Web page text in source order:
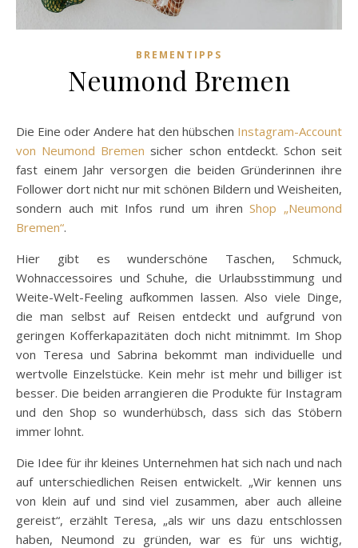
BREMENTIPPS
Neumond Bremen
Die Eine oder Andere hat den hübschen Instagram-Account
von Neumond Bremen sicher schon entdeckt. Schon seit
fast einem Jahr versorgen die beiden Gründerinnen ihre
Follower dort nicht nur mit schönen Bildern und Weisheiten,
sondern auch mit Infos rund um ihrenShop „Neumond
Bremen“.
Hier gibt es wunderschöne Taschen, Schmuck,
Wohnaccessoires und Schuhe, die Urlaubsstimmung und
Weite-Welt-Feeling aufkommen lassen. Also viele Dinge,
die man selbst auf Reisen entdeckt und aufgrund von
geringen Kofferkapazitäten doch nicht mitnimmt. Im Shop
von Teresa und Sabrina bekommt man individuelle und
wertvolle Einzelstücke. Kein mehr ist mehr und billiger ist
besser. Die beiden arrangieren die Produkte für Instagram
und den Shop so wunderhübsch, dass sich das Stöbern
immer lohnt.
Die Idee für ihr kleines Unternehmen hat sich nach und nach
auf unterschiedlichen Reisen entwickelt. „Wir kennen uns
von klein auf und sind viel zusammen, aber auch alleine
gereist“, erzählt Teresa, „als wir uns dazu entschlossen
haben, Neumond zu gründen, war es für uns wichtig,